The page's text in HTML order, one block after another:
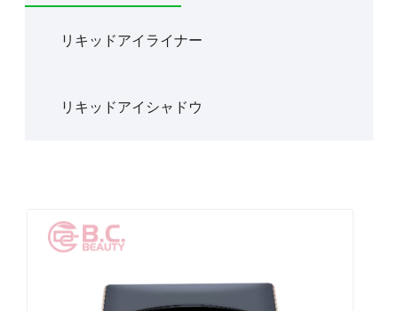
リキッドアイライナー
リキッドアイシャドウ